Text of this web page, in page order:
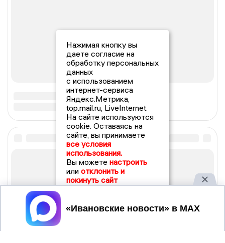
Нажимая кнопку вы
даете согласие на
обработку персональных
данных
с использованием
интернет-сервиса
Яндекс.Метрика,
top.mail.ru, LiveInternet.
На сайте используются
cookie. Оставаясь на
сайте, вы принимаете
все условия
использования.
Вы можете настроить
или отклонить и
покинуть сайт
Принять